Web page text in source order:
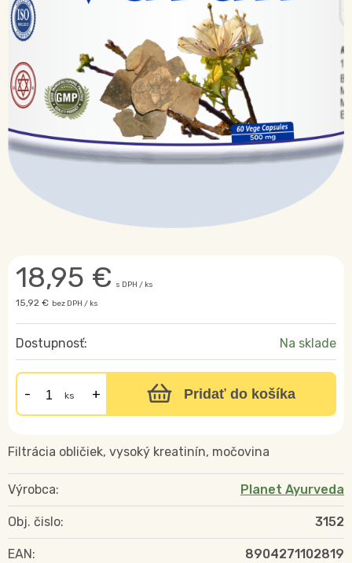
18,95 € s DPH / ks
15,92 € bez DPH / ks
Dostupnosť: Na sklade
ks Pridať do košíka
Filtrácia obličiek, vysoký kreatinín, močovina
Výrobca: Planet Ayurveda
Obj. čislo: 3152
EAN: 8904271102819